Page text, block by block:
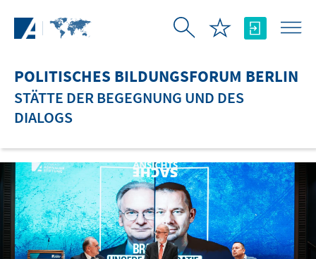
POLITISCHES BILDUNGSFORUM BERLIN
STÄTTE DER BEGEGNUNG UND DES
DIALOGS